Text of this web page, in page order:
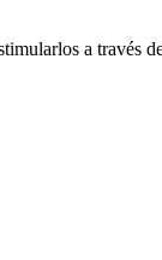
a través